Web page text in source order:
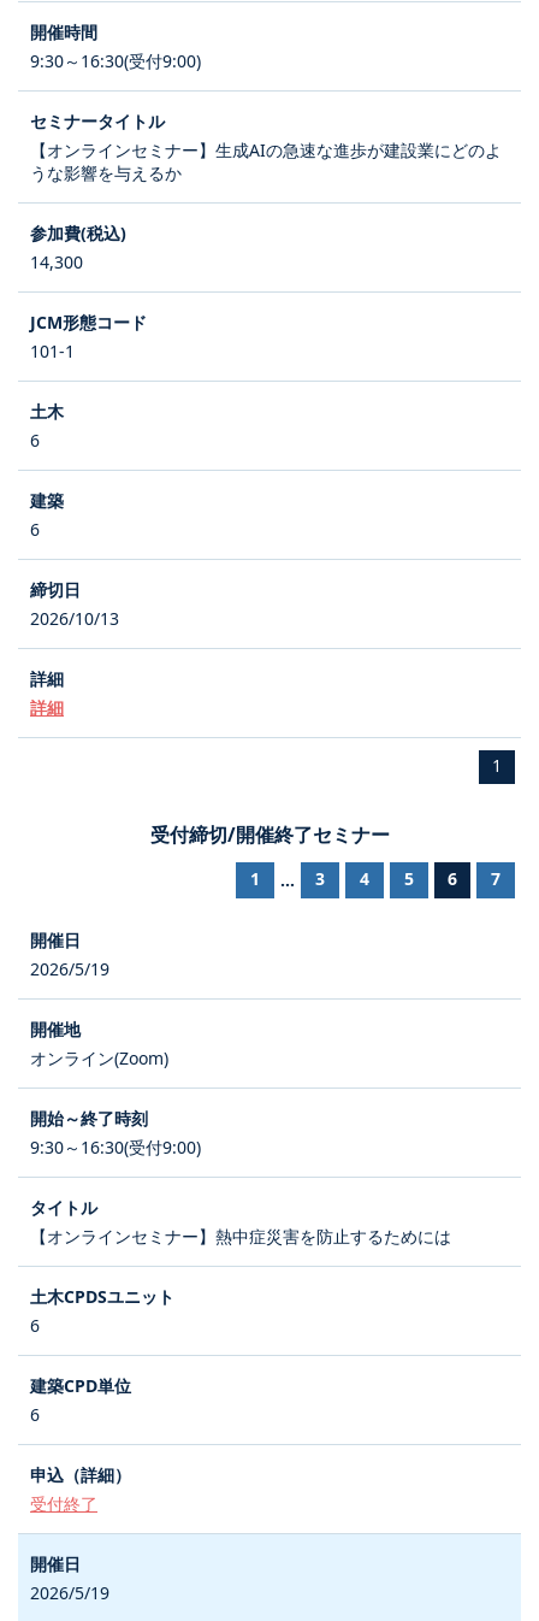
9:30～16:30(受付9:00)
【オンラインセミナー】生成AIの急速な進歩が建設業にどのよ
うな影響を与えるか
14,300
101-1
6
6
2026/10/13
詳細
1
受付締切/開催終了セミナー
1 ... 3 4 5 6 7
2026/5/19
オンライン(Zoom)
9:30～16:30(受付9:00)
【オンラインセミナー】熱中症災害を防止するためには
6
6
受付終了
2026/5/19